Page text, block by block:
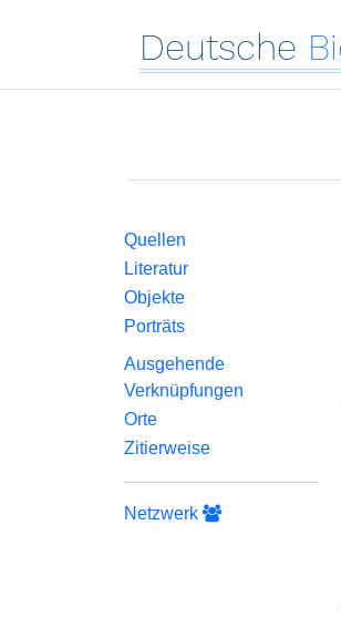
Deutsche
Quellen
Literatur
Objekte
Porträts
Ausgehende
Verknüpfungen
Orte
Zitierweise
Netzwerk